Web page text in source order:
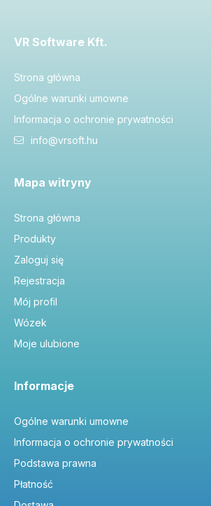
VR Software Kft.
Strona główna
Ogólne warunki umowne
Informacja o ochronie prywatności
info@vrsoft.hu
Mapa witryny
Strona główna
Produkty
Zaloguj się
Rejestracja
Mój profil
Wózek
Moje ulubione
Informacje
Ogólne warunki umowne
Informacja o ochronie prywatności
Podstawa prawna
Płatność